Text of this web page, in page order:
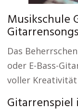
Musikschule
Das
oder E-Bass-
voller
Gitarrenspiel